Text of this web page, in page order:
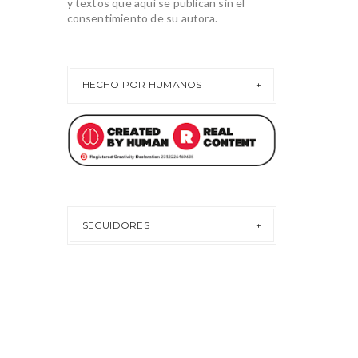
y textos que aquí se publican sin el
consentimiento de su autora.
HECHO POR HUMANOS
SEGUIDORES